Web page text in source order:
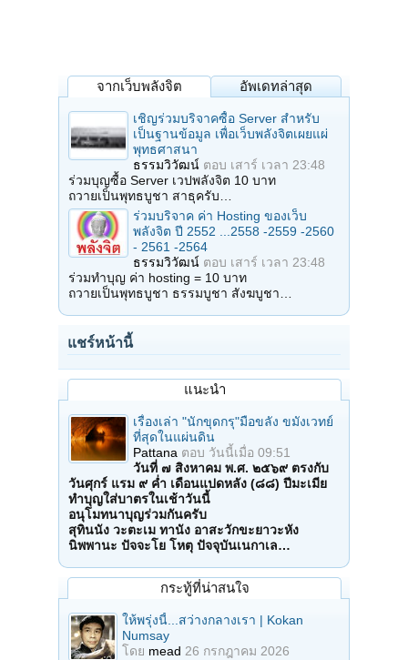
จากเว็บพลังจิต อัพเดทล่าสุด
เชิญร่วมบริจาคซื้อ Server สำหรับ
เป็นฐานข้อมูล เพื่อเว็บพลังจิตเผยแผ่
พุทธศาสนา
ธรรมวิวัฒน์ ตอบ เสาร์ เวลา 23:48
ร่วมบุญซื้อ Server เวปพลังจิต 10 บาท
ถวายเป็นพุทธบูชา สาธุครับ…
ร่วมบริจาค ค่า Hosting ของเว็บ
พลังจิต ปี 2552 ...2558 -2559 -2560
- 2561 -2564
ธรรมวิวัฒน์ ตอบ เสาร์ เวลา 23:48
ร่วมทำบุญ ค่า hosting = 10 บาท
ถวายเป็นพุทธบูชา ธรรมบูชา สังฆบูชา…
แชร์หน้านี้
แนะนำ
เรื่องเล่า "นักขุดกรุ"มือขลัง ขมังเวทย์
ที่สุดในแผ่นดิน
Pattana ตอบ วันนี้เมื่อ 09:51
วันที่ ๗ สิงหาคม พ.ศ. ๒๕๖๙ ตรงกับ
วันศุกร์ แรม ๙ ค่ำ เดือนแปดหลัง (๘๘) ปีมะเมีย
ทำบุญใส่บาตรในเช้าวันนี้
อนุโมทนาบุญร่วมกันครับ
สุทินนัง วะตะเม ทานัง อาสะวักขะยาวะหัง
นิพพานะ ปัจจะโย โหตุ ปัจจุบันเนกาเล…
กระทู้ที่น่าสนใจ
ให้พรุ่งนี้...สว่างกลางเรา | Kokan
Numsay
โดย mead 26 กรกฎาคม 2026